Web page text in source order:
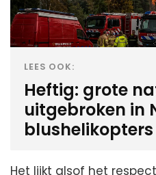
LEES OOK:
Heftig: grote
uitgebroken in
Het lijkt alsof het